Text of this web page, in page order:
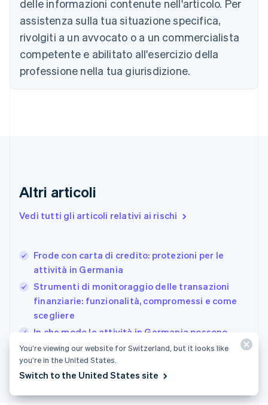
delle informazioni contenute nell'articolo. Per
assistenza sulla tua situazione specifica,
rivolgiti a un avvocato o a un commercialista
competente e abilitato all'esercizio della
professione nella tua giurisdizione.
Altri articoli
Vedi tutti gli articoli relativi ai rischi
Frode con carta di credito: protezioni per le
attività in Germania
Strumenti di monitoraggio delle transazioni
finanziarie: funzionalità, compromessi e come
scegliere
In che modo le attività in Germania possono
proteggersi dalle frodi online
Canada
English Français
Cina continentale
Cipro
English
EnglishSvenska
FrançaisEnglish
Giappone
日本語English
English
Grecia
English
India
Irlanda
English
Italia
Lettonia
You’re viewing our website for Switzerland, but it looks like
you’re in the United States.
Switch to the United States site